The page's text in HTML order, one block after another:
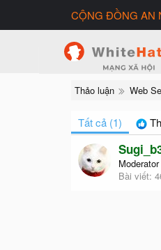
CỘNG ĐỒNG AN
Thảo luận Web
Tất cả (1)
Moderator
Bài viết